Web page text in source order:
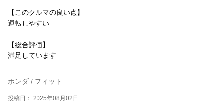
【このクルマの良い点】
運転しやすい
【総合評価】
満足しています
ホンダ / フィット
投稿日： 2025年08月02日